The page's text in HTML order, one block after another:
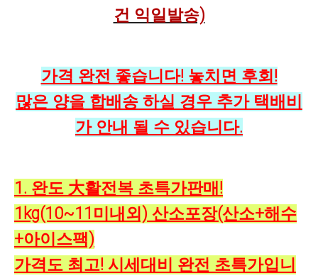
건 익일발송)
가격 완전 좋습니다! 놓치면 후회!
많은 양을 합배송 하실 경우 추가 택배비
가 안내 될 수 있습니다.
1. 완도 大활전복 초특가판매!
1kg(10~11미내외) 산소포장(산소+해수
+아이스팩)
가격도 최고! 시세대비 완전 초특가입니